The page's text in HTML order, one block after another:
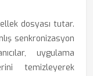
dosyası tutar.
senkronizasyon
uygulama
temizleyerek